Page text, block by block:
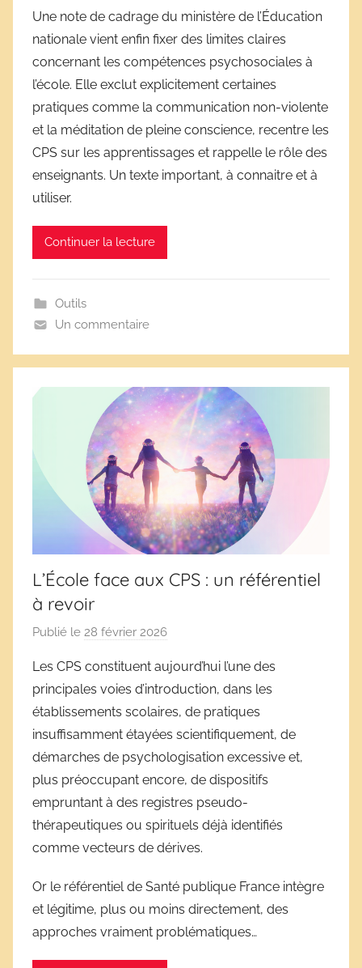
r
D
é
r
v
e
s
Une note de cadrage du ministère de l’Éducation
nationale vient enfin fixer des limites claires
concernant les compétences psychosociales à
l’école. Elle exclut explicitement certaines
pratiques comme la communication non-violente
et la méditation de pleine conscience, recentre les
CPS sur les apprentissages et rappelle le rôle des
enseignants. Un texte important, à connaitre et à
utiliser.
Continuer la lecture
Outils
Un commentaire
L’École face aux CPS : un référentiel
à revoir
Publié le 28 février 2026
r
D
é
r
i
v
e
s
s
o
l
a
Les CPS constituent aujourd’hui l’une des
principales voies d’introduction, dans les
établissements scolaires, de pratiques
insuffisamment étayées scientifiquement, de
démarches de psychologisation excessive et,
plus préoccupant encore, de dispositifs
empruntant à des registres pseudo-
thérapeutiques ou spirituels déjà identifiés
comme vecteurs de dérives.
Or le référentiel de Santé publique France intègre
et légitime, plus ou moins directement, des
approches vraiment problématiques…